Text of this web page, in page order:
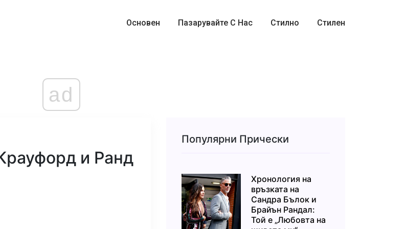
Основен Пазарувайте С Нас Стилно Стилен
ad
и Ранд
Популярни Прически
Хронология на
връзката на
Сандра Бълок и
Брайън Рандал:
Той е „Любовта на